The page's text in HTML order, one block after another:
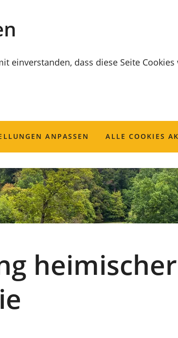
einverstanden, dass diese Seite Cookies
ANPASSEN ALLE COOKIES